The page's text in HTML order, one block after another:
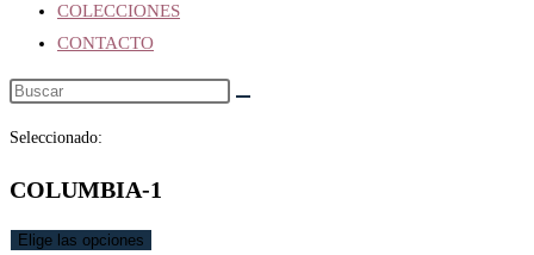
COLECCIONES
CONTACTO
Seleccionado:
COLUMBIA-1
Elige las opciones